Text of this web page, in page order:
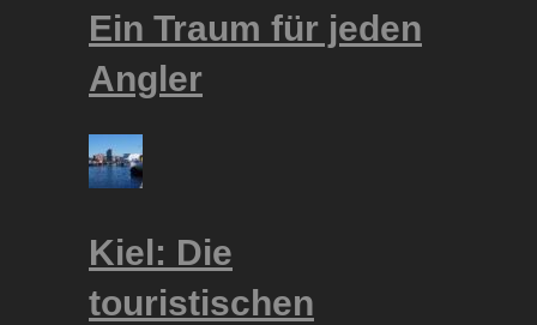
Ein Traum für jeden
Angler
Kiel: Die
touristischen